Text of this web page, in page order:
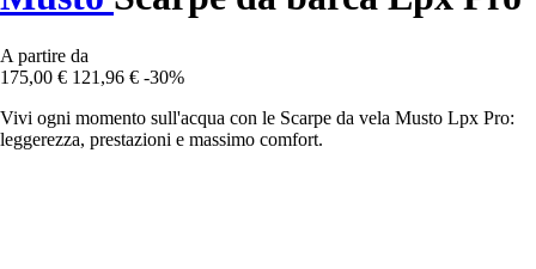
A partire da
175,00 € 121,96 € -30%
Vivi ogni momento sull'acqua con le Scarpe da vela Musto Lpx Pro:
leggerezza, prestazioni e massimo comfort.